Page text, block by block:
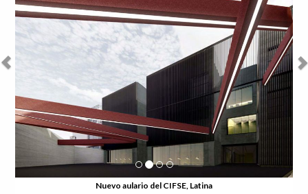
Nuevo aulario del CIFSE, Latina